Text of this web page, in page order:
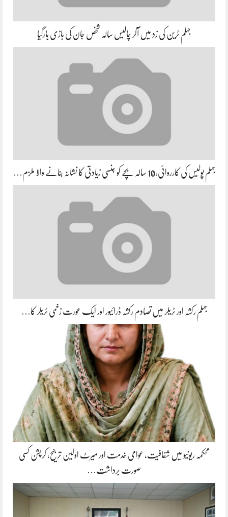
جہلم ٹرین کی زد میں آکر چالیس سالہ شخص جان کی بازی ہارگیا
جہلم پولیس کی کارروائی،10 سالہ بچے کو جنسی زیادتی کا نشانہ بنانے والا ملزم…
جہلم رکشہ اور ٹریلر میں تصادم رکشہ ڈرائیور اور ایک عورت زخمی ٹریلر کا…
محکمہ ریونیو میں شفافیت، عوامی خدمت اور میرٹ اولین ترجیح، کرپشن کسی
صورت برداشت…